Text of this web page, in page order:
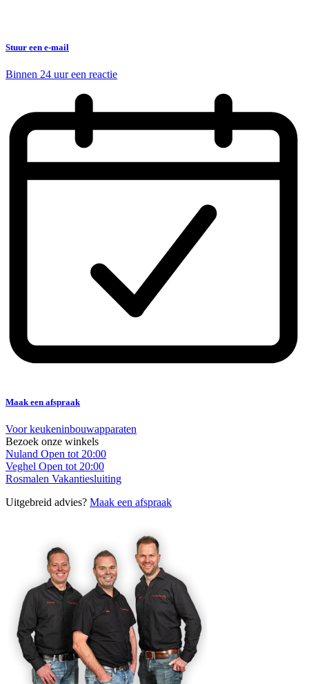
Stuur een e-mail
Binnen 24 uur een reactie
Maak een afspraak
Voor keukeninbouwapparaten
Bezoek onze winkels
Nuland Open tot 20:00
Veghel Open tot 20:00
Rosmalen Vakantiesluiting
Uitgebreid advies? Maak een afspraak